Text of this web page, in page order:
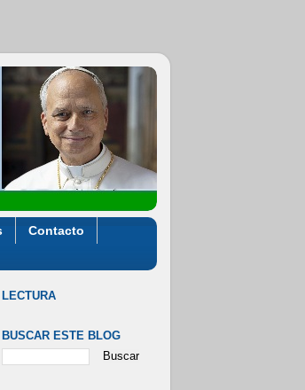
Contacto
LECTURA
BUSCAR ESTE BLOG